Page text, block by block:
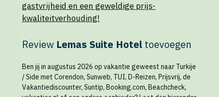
gastvrijheid en een geweldige prijs-
kwaliteitverhouding!
Review Lemas Suite Hotel toevoegen
Ben jij in augustus 2026 op vakantie geweest naar Turkije
/ Side met Corendon, Sunweb, TUI, D-Reizen, Prijsvrij, de
Vakantiediscounter, Suntip, Booking.com, Beachcheck,